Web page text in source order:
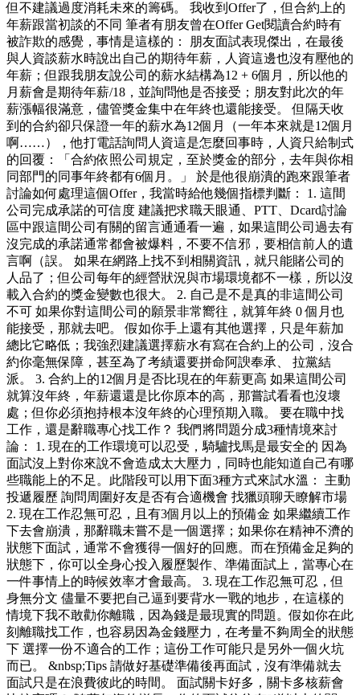
但不建議過度消耗未來的籌碼。 我收到Offer了，但合約上的
年薪跟當初談的不同 筆者有朋友曾在Offer Get閱讀合約時有
被詐欺的感覺，事情是這樣的： 朋友面試表現傑出，在最後
與人資談薪水時說出自己的期待年薪，人資這邊也沒有壓他的
年薪；但跟我朋友說公司的薪水結構為12 + 6個月，所以他的
月薪會是期待年薪/18，並詢問他是否接受；朋友對此次的年
薪漲幅很滿意，儘管獎金集中在年終也還能接受。 但隔天收
到的合約卻只保證一年的薪水為12個月（一年本來就是12個月
啊……），他打電話詢問人資這是怎麼回事時，人資只給制式
的回覆：「合約依照公司規定，至於獎金的部分，去年與你相
同部門的同事年終都有6個月。」 於是他很崩潰的跑來跟筆者
討論如何處理這個Offer，我當時給他幾個指標判斷： 1. 這間
公司完成承諾的可信度 建議把求職天眼通、PTT、Dcard討論
區中跟這間公司有關的留言通通看一遍，如果這間公司過去有
沒完成的承諾通常都會被爆料，不要不信邪，要相信前人的遺
言啊（誤。 如果在網路上找不到相關資訊，就只能賭公司的
人品了；但公司每年的經營狀況與市場環境都不一樣，所以沒
載入合約的獎金變數也很大。 2. 自己是不是真的非這間公司
不可 如果你對這間公司的願景非常嚮往，就算年終 0 個月也
能接受，那就去吧。 假如你手上還有其他選擇，只是年薪加
總比它略低；我強烈建議選擇薪水有寫在合約上的公司，沒合
約你毫無保障，甚至為了考績還要拼命阿諛奉承、 拉黨結
派。 3. 合約上的12個月是否比現在的年薪更高 如果這間公司
就算沒年終，年薪還還是比你原本的高，那嘗試看看也沒壞
處；但你必須抱持根本沒年終的心理預期入職。 要在職中找
工作，還是辭職專心找工作？ 我們將問題分成3種情境來討
論： 1. 現在的工作環境可以忍受，騎驢找馬是最安全的 因為
面試沒上對你來說不會造成太大壓力，同時也能知道自己有哪
些職能上的不足。此階段可以用下面3種方式來試水溫： 主動
投遞履歷 詢問周圍好友是否有合適機會 找獵頭聊天瞭解市場
2. 現在工作忍無可忍，且有3個月以上的預備金 如果繼續工作
下去會崩潰，那辭職未嘗不是一個選擇；如果你在精神不濟的
狀態下面試，通常不會獲得一個好的回應。而在預備金足夠的
狀態下，你可以全身心投入履歷製作、準備面試上，當專心在
一件事情上的時候效率才會最高。 3. 現在工作忍無可忍，但
身無分文 儘量不要把自己逼到要背水一戰的地步，在這樣的
情境下我不敢勸你離職，因為錢是最現實的問題。假如你在此
刻離職找工作，也容易因為金錢壓力，在考量不夠周全的狀態
下 選擇一份不適合的工作；這份工作可能只是另外一個火坑
而已。 &nbsp;Tips 請做好基礎準備後再面試，沒有準備就去
面試只是在浪費彼此的時間。 面試關卡好多，關卡多核薪會